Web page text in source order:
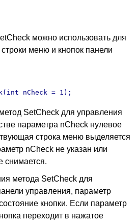
можно использовать для
меню и кнопок панели
SetCheck для управления
параметра nCheck нулевое
строка меню выделяется
nCheck не указан или
снимается.
метода SetCheck для
управления, параметр
кнопки. Если параметр
переходит в нажатое